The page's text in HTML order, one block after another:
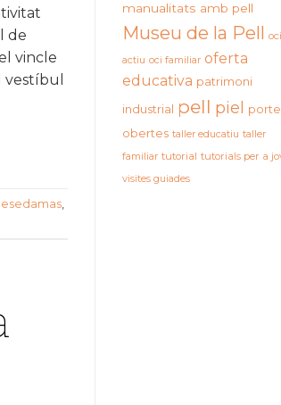
de
vincle
vestíbul
manualitats amb pell
Museu de la Pell oci
actiu oci familiar oferta
educativa patrimoni
industrial pell piel
obertes taller educatiu taller
familiar tutorial tutorials per a
visites guiades